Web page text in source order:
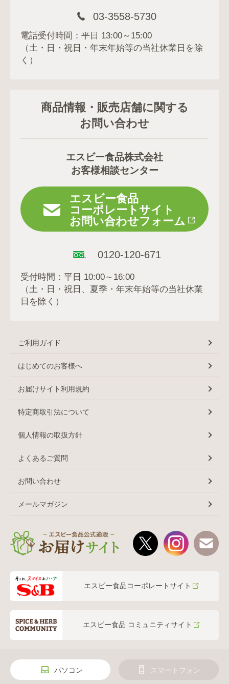
03-3558-5730
電話受付時間：平日 13:00～15:00
（土・日・祝日・年末年始等の当社休業日を除
く）
商品情報・販売店舗に関する
お問い合わせ
エスビー食品株式会社
お客様相談センター
エスビー食品
コーポレートサイト
お問い合わせフォーム
0120-120-671
受付時間：平日 10:00～16:00
（土・日・祝日、夏季・年末年始等の当社休業
日を除く）
ご利用ガイド
はじめてのお客様へ
お届けサイト利用規約
特定商取引法について
個人情報の取扱方針
よくあるご質問
お問い合わせ
メールマガジン
エスビー食品コーポレートサイト
エスビー食品 コミュニティサイト
パソコン スマートフォン